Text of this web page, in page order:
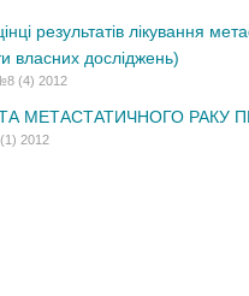
результатів лікування
власних досліджень)
(4) 2012
МЕТАСТАТИЧНОГО РАКУ
2012